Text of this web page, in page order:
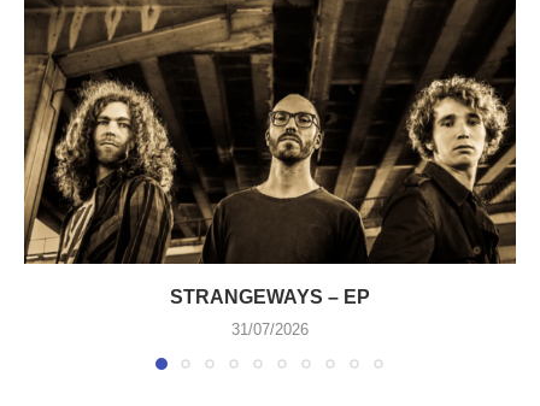
STRANGEWAYS – EP
31/07/2026